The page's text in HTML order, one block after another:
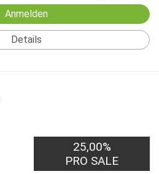
Anmelden
Details
25,00%
PRO SALE